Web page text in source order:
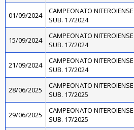
01/09/2024
CAMPEONATO
SUB. 17/2024
15/09/2024
CAMPEONATO
SUB. 17/2024
21/09/2024
CAMPEONATO
SUB. 17/2024
28/06/2025
CAMPEONATO
SUB. 17/2025
29/06/2025
CAMPEONATO
SUB. 17/2025